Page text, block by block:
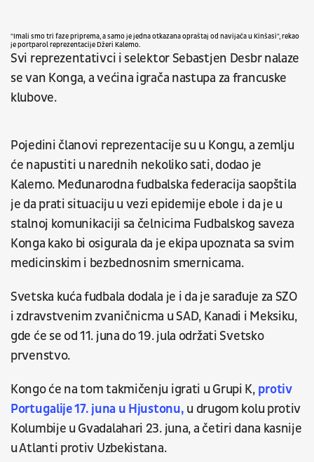
"Imali smo tri faze priprema, a samo je jedna otkazana opraštaj od navijača u Kinšasi",rekao
je portparol reprezentacije Džeri Kalemo.
Svi reprezentativci i selektor Sebastjen Desbr nalaze
se van Konga, a većina igrača nastupa za francuske
klubove.
Pojedini članovi reprezentacije su u Kongu, a zemlju
će napustiti u narednih nekoliko sati, dodao je
Kalemo. Međunarodna fudbalska federacija saopštila
je da prati situaciju u vezi epidemije ebole i da je u
stalnoj komunikaciji sa čelnicima Fudbalskog saveza
Konga kako bi osigurala da je ekipa upoznata sa svim
medicinskim i bezbednosnim smernicama.
Svetska kuća fudbala dodala je i da je sarađuje za SZO
i zdravstvenim zvaničnicma u SAD, Kanadi i Meksiku,
gde će se od 11. juna do 19. jula održati Svetsko
prvenstvo.
Kongo će na tom takmičenju igrati u Grupi K, protiv
Portugalije 17. juna u Hjustonu, u drugom kolu protiv
Kolumbije u Gvadalahari 23. juna, a četiri dana kasnije
u Atlanti protiv Uzbekistana.